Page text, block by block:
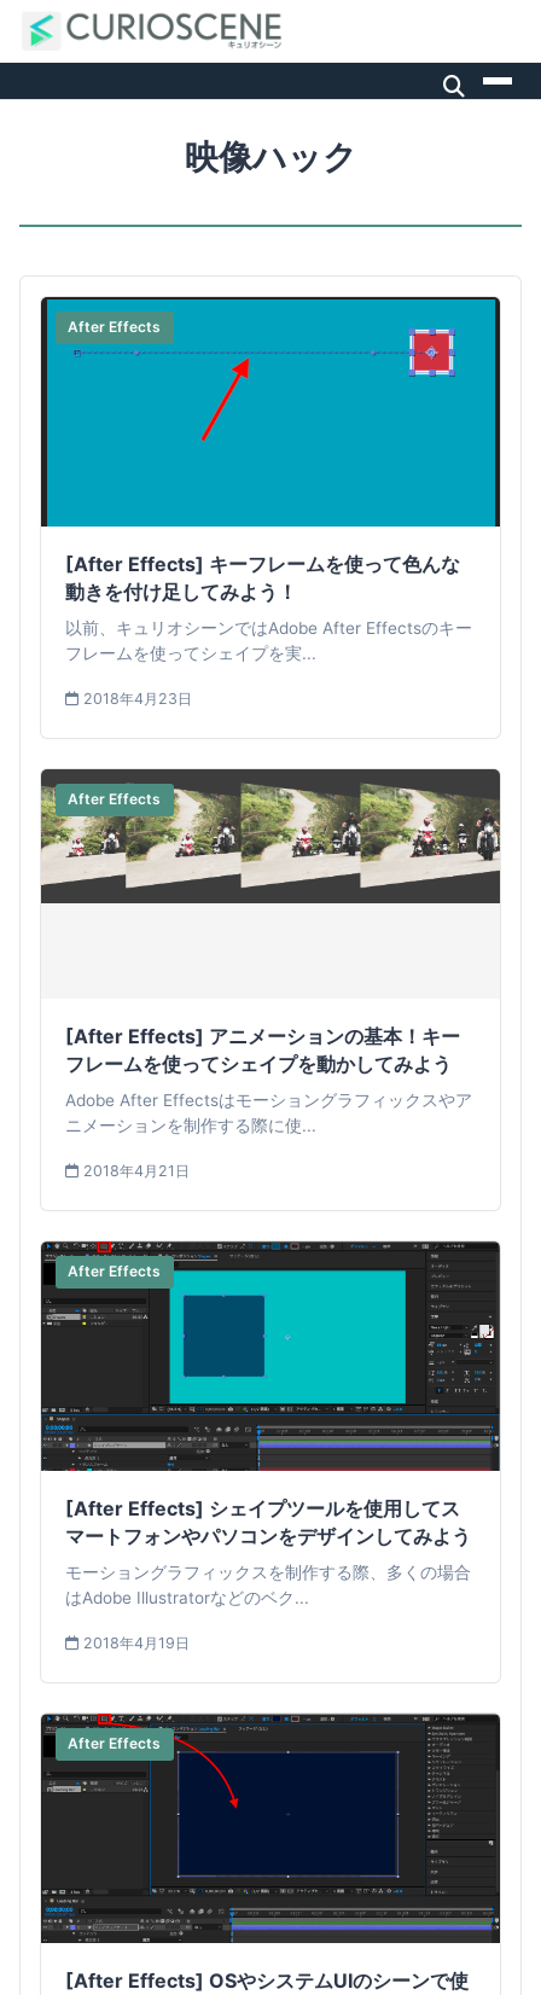
映像ハック
After Effects
[After Effects] キーフレームを使って色んな
動きを付け足してみよう！
以前、キュリオシーンではAdobe After Effectsのキー
フレームを使ってシェイプを実...
2018年4月23日
After Effects
[After Effects] アニメーションの基本！キー
フレームを使ってシェイプを動かしてみよう
Adobe After Effectsはモーショングラフィックスやア
ニメーションを制作する際に使...
2018年4月21日
After Effects
[After Effects] シェイプツールを使用してス
マートフォンやパソコンをデザインしてみよう
モーショングラフィックスを制作する際、多くの場合
はAdobe Illustratorなどのベク...
2018年4月19日
After Effects
[After Effects] OSやシステムUIのシーンで使